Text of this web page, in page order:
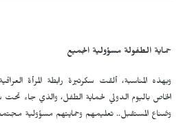
حماية الطفولة مسؤولية الجميع
وبهذه المناسبة، ألقت سكرتيرة رابطة المرأة
الخاص باليوم الدولي لحماية الطفل، والذي جاء تحت
وصُناع المستقبل.. تعليمهم وحمايتهم مسؤولية